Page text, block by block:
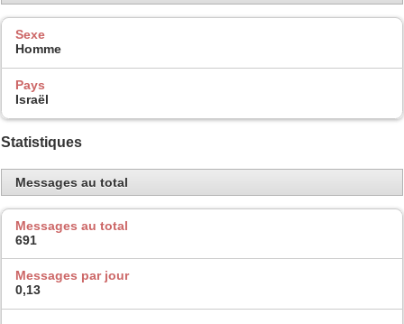
Sexe
Homme
Pays
Israël
Statistiques
Messages au total
Messages au total
691
Messages par jour
0,13